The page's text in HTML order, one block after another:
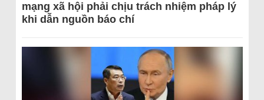
mạng xã hội phải chịu trách nhiệm pháp lý
khi dẫn nguồn báo chí